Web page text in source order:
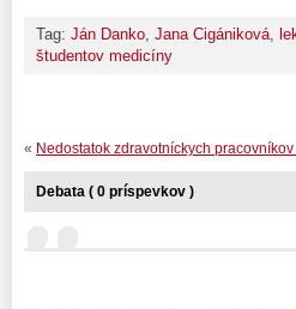
Tag: Ján Danko Jana Cigániková
študentov medicíny
« Nedostatok zdravotníckych
Debata ( 0 príspevkov )